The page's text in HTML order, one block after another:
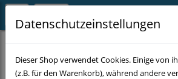
HANDWERKZEUG Schlüssel
Datenschutzeinstellungen
Dieser Shop verwendet Cookies. Einige von
(z.B. für den Warenkorb), während andere